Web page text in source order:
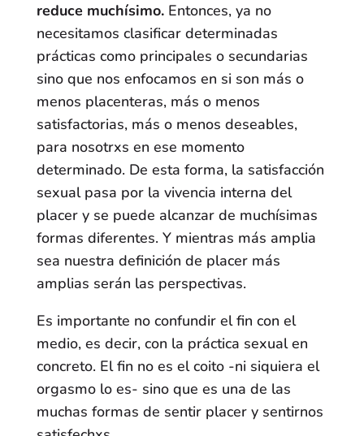
reduce muchísimo.Entonces, ya no
necesitamos clasificar determinadas
prácticas como principales o secundarias
sino que nos enfocamos en si son más o
menos placenteras, más o menos
satisfactorias, más o menos deseables,
para nosotrxs en ese momento
determinado. De esta forma, la satisfacción
sexual pasa por la vivencia interna del
placer y se puede alcanzar de muchísimas
formas diferentes. Y mientras más amplia
sea nuestra definición de placer más
amplias serán las perspectivas.
Es importante no confundir el fin con el
medio, es decir, con la práctica sexual en
concreto. El fin no es el coito -ni siquiera el
orgasmo lo es- sino que es una de las
muchas formas de sentir placer y sentirnos